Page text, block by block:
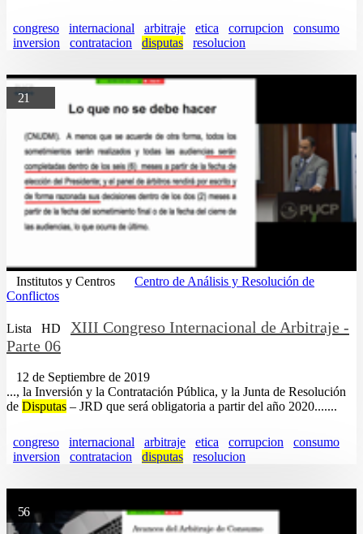
congreso internacional arbitraje etica corrupcion
consumo
inversion
contratacion disputas resolucion
21
Institutos y Centros
Centro de Análisis y Resolución de
Conflictos
Lista HD
XIII Congreso Internacional de Arbitraje -
Parte 06
12 de Septiembre de 2019
..., la Inversión y la Contratación Pública, y la Junta de Resolución
de Disputas – JRD que será obligatoria a partir del año 2020.......
congreso internacional arbitraje etica corrupcion
consumo
inversion
contratacion disputas resolucion
56